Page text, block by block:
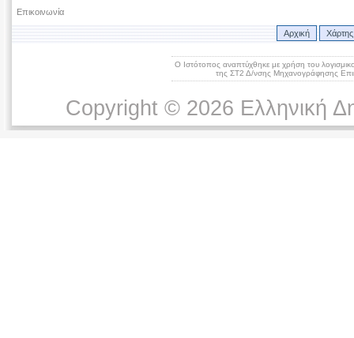
Επικοινωνία
Αρχική
Ο Ιστότοπος αναπτύχθηκε με χρήση του
της ΣΤ2 Δ/νσης Μηχανογράφησης
Copyright © 2026 Ελληνική